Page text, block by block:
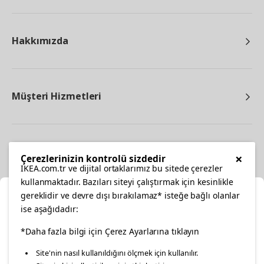
Hakkımızda
Müşteri Hizmetleri
facebooktwitterinstagrampinterestyoutube
Konumunuzu Seçin
×
Çerezlerinizin kontrolü sizdedir
IKEA.com.tr ve dijital ortaklarımız bu sitede çerezler
kullanmaktadır. Bazıları siteyi çalıştırmak için kesinlikle
gereklidir ve devre dışı bırakılamaz* isteğe bağlı olanlar
ise aşağıdadır:
*Daha fazla bilgi için Çerez Ayarlarına tıklayın
Site'nin nasıl kullanıldığını ölçmek için kullanılır.